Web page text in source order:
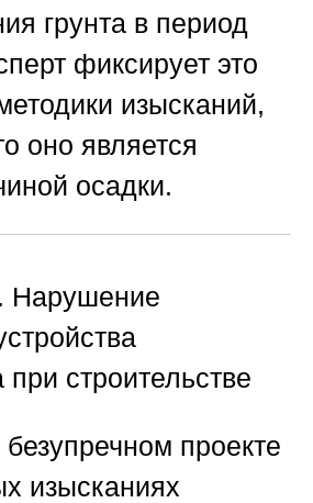
грунта в период
фиксирует это
изысканий,
оно является
осадки.
Нарушение
строительстве
проекте
изысканиях